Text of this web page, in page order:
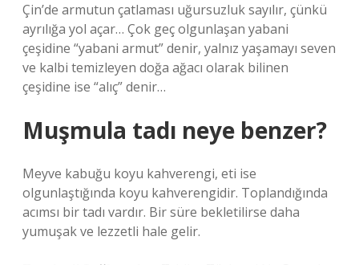
Çin’de armutun çatlaması uğursuzluk sayılır, çünkü
ayrılığa yol açar… Çok geç olgunlaşan yabani
çeşidine “yabani armut” denir, yalnız yaşamayı seven
ve kalbi temizleyen doğa ağacı olarak bilinen
çeşidine ise “alıç” denir…
Muşmula tadı neye benzer?
Meyve kabuğu koyu kahverengi, eti ise
olgunlaştığında koyu kahverengidir. Toplandığında
acımsı bir tadı vardır. Bir süre bekletilirse daha
yumuşak ve lezzetli hale gelir.